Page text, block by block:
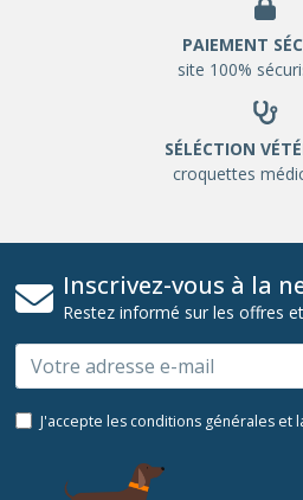
PAIEMENT
site 100%
SÉLÉCTION
croquettes
Inscrivez-vous à la
Restez informé sur les offres
Email
J'accepte les conditions générales